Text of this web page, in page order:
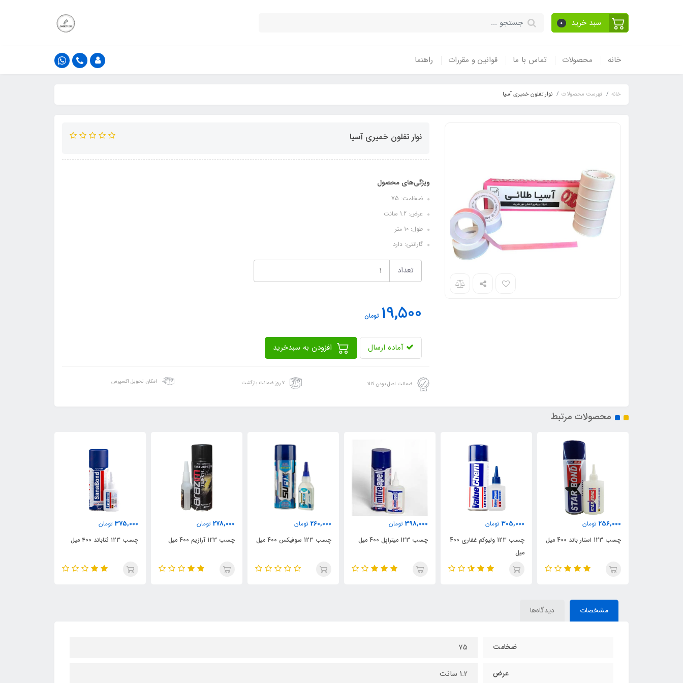
سبد خرید 0
خانه محصولات تماس با ما قوانین و مقررات راهنما
خانه فهرست محصولات نوار تفلون خمیری آسیا
نوار تفلون خمیری آسیا
ویژگی‌های محصول
ضخامت: 75
عرض: 1.2 سانت
طول: 10 متر
گارانتی: دارد
تعداد
19,500 تومان
آماده ارسال
ضمانت اصل بودن کالا ۷ روز ضمانت بازگشت امکان تحویل اکسپرس
محصولات مرتبط
256,000 تومان
چسب 123 استار باند 400 میل
305,000 تومان
چسب 123 ولیوکم غفاری 400
میل
398,000 تومان
چسب 123 میتراپل 400 میل
260,000 تومان
چسب 123 سوفیکس 400 میل
278,000 تومان
چسب 123 آرازیم 400 میل
375,000 تومان
چسب ۱۲۳ ثناباند ۴۰۰ میل
مشخصات دیدگاه‌ها
ضخامت 75
عرض 1.2 سانت